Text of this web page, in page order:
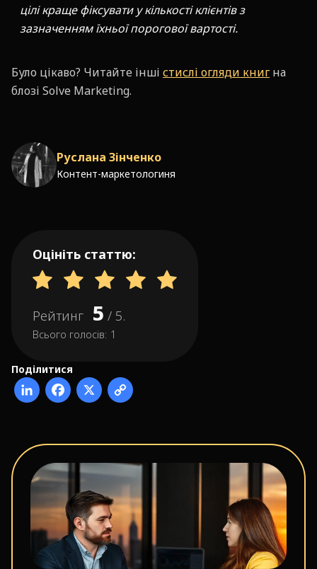
цілі краще фіксувати у кількості клієнтів з
зазначенням їхньої порогової вартості.
Було цікаво? Читайте інші стислі огляди книг на
блозі Solve Marketing.
Руслана Зінченко
Контент-маркетологиня
Оцініть статтю:
Рейтинг 5 / 5.
Всього голосів: 1
Поділитися